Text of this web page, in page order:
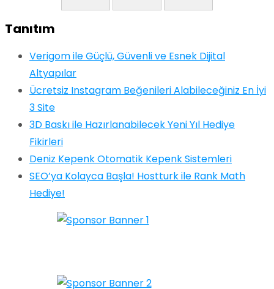
Tanıtım
Verigom ile Güçlü, Güvenli ve Esnek Dijital
Altyapılar
Ücretsiz Instagram Beğenileri Alabileceğiniz En İyi
3 Site
3D Baskı ile Hazırlanabilecek Yeni Yıl Hediye
Fikirleri
Deniz Kepenk Otomatik Kepenk Sistemleri
SEO’ya Kolayca Başla! Hostturk ile Rank Math
Hediye!